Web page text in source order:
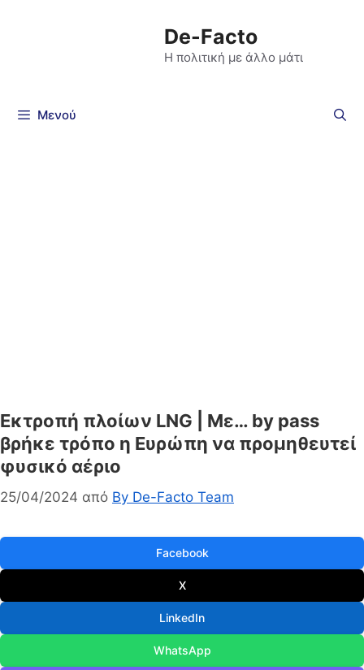
De-Facto
Η πολιτική με άλλο μάτι
Μενού
Εκτροπή πλοίων LNG | Με… by pass
βρήκε τρόπο η Ευρώπη να προμηθευτεί
φυσικό αέριο
25/04/2024 από By De-Facto Team
Facebook
X
LinkedIn
WhatsApp